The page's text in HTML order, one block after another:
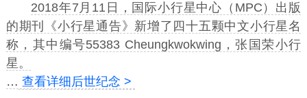
2018年7月11日，国际小行星中心 （MPC）出版
的期刊《小行星通告》新增了四十五颗中文小行星名
称，其中编号55383 Cheungkwokwing，张国荣小行
星。
… 查看详细后世纪念 >